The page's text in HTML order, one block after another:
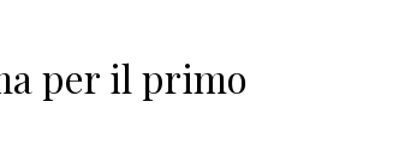
per il primo